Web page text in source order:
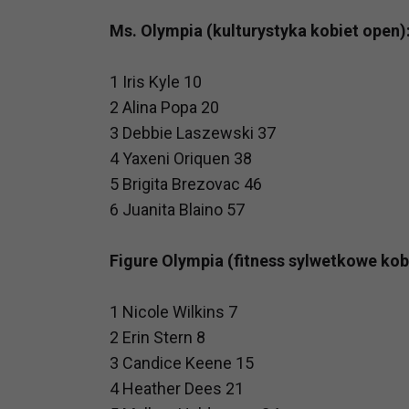
Ms. Olympia (kulturystyka kobiet open):
1 Iris Kyle 10
2 Alina Popa 20
3 Debbie Laszewski 37
4 Yaxeni Oriquen 38
5 Brigita Brezovac 46
6 Juanita Blaino 57
Figure Olympia (fitness sylwetkowe
1 Nicole Wilkins 7
2 Erin Stern 8
3 Candice Keene 15
4 Heather Dees 21
Zgodnie z obowiązującym
np. agencjom marketingowym,
prawną. Pragniemy też
Zaufanych parterów.
Jakie masz prawa w stosunku
także wycofać zgodę na
szczegółowo tutaj.
Jakie są podstawy prawne
Każde przetwarzanie Twoich
Podstawą prawną przetwarzania
analizowania ich i